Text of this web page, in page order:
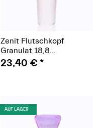
Zenit Flutschkopf
Granulat 18,8
verschiedene Farben
23,40 € *
AUF LAGER